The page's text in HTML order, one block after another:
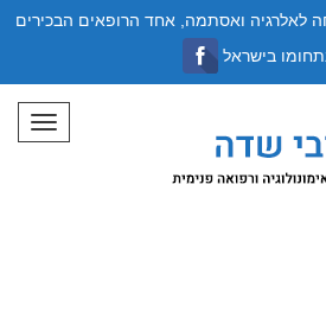
תפריט
לאלרגיה ואסתמה, אחד הרופאים הבכירים
בישראל